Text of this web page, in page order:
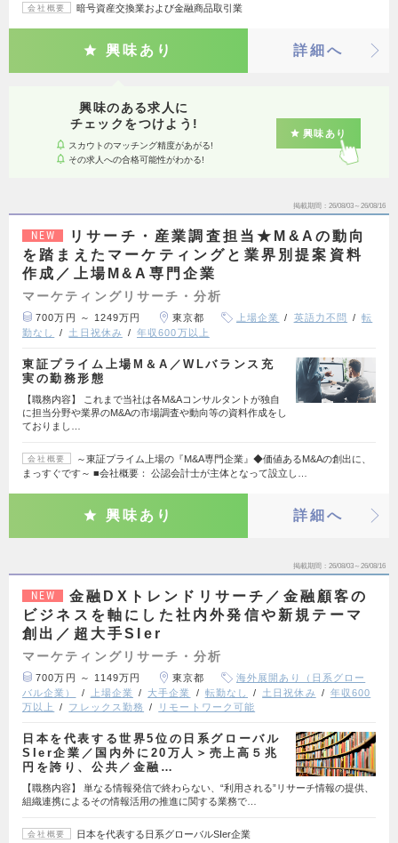
会社概要 暗号資産交換業および金融商品取引業
興味あり 詳細へ
興味のある求人に
チェックをつけよう!
スカウトのマッチング精度があがる!
その求人への合格可能性がわかる!
興味あり
掲載期間 26/08/03～26/08/16
NEW
リサーチ・産業調査担当★M&Aの動向
を踏まえたマーケティングと業界別提案資料
作成／上場M&A専門企業
マーケティングリサーチ・分析
700万円 ～ 1249万円 東京都 上場企業 英語力不問
転
勤なし
土日祝休み 年収600万以上
東証プライム上場M＆A／WLバランス充
実の勤務形態
【職務内容】 これまで当社は各M&Aコンサルタントが独自
に担当分野や業界のM&Aの市場調査や動向等の資料作成をし
ておりまし…
会社概要
～東証プライム上場の『M&A専門企業』◆価値あるM&Aの創出に、
まっすぐです～ ■会社概要： 公認会計士が主体となって設立し…
興味あり 詳細へ
掲載期間 26/08/03～26/08/16
NEW
金融DXトレンドリサーチ／金融顧客の
ビジネスを軸にした社内外発信や新規テーマ
創出／超大手SIer
マーケティングリサーチ・分析
700万円 ～ 1149万円 東京都
海外展開あり（日系グロー
バル企業）
上場企業 大手企業 転勤なし 土日祝休み
年収600
万以上
フレックス勤務 リモートワーク可能
日本を代表する世界5位の日系グローバル
SIer企業／国内外に20万人＞売上高５兆
円を誇り、公共／金融…
【職務内容】 単なる情報発信で終わらない、“利用される”リサーチ情報の提供、
組織連携によるその情報活用の推進に関する業務で…
会社概要 日本を代表する日系グローバルSIer企業